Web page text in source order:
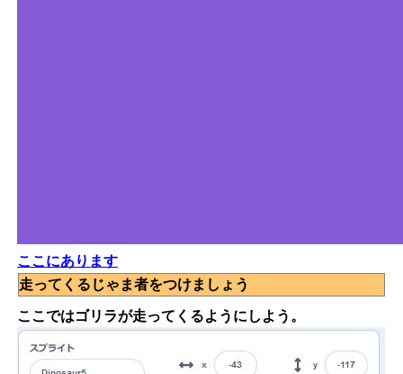
ここにあります
走ってくるじゃま者をつけましょう
ここではゴリラが走ってくるようにしよう。